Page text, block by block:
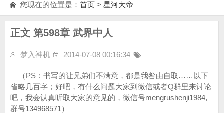
您现在的位置是： 首页 > 星河大帝
正文 第598章 武界中人
梦入神机 2014-07-08 00:16:34
（PS：书写的让兄弟们不满意，都是我咎由自取……以下
省略几百字；好吧，有什么问题大家到微信或者Q群里来讨论
吧，我会认真听取大家的意见的，微信号mengrushenji1984,
群号134968571）